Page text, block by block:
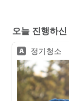
오늘 진행하
A 정기청소